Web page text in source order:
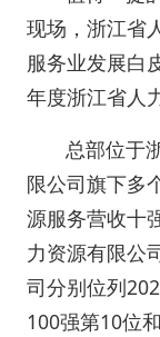
现场，浙江省
服务业发展白
年度浙江省人
总部位于
限公司旗下多
源服务营收十
力资源有限公
司分别位列
100强第10位